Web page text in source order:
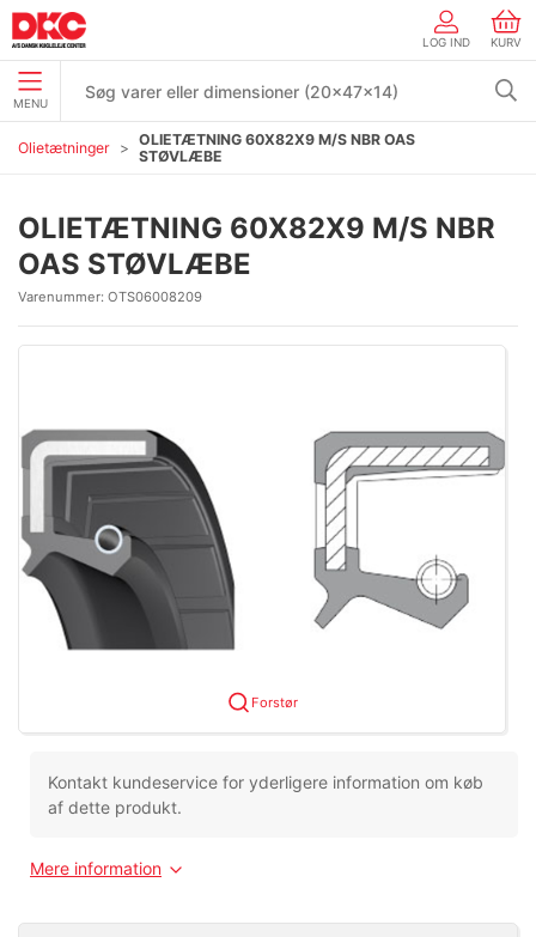
LOG IND KURV
MENU
Olietætninger
OLIETÆTNING 60X82X9 M/S NBR OAS
STØVLÆBE
OLIETÆTNING 60X82X9 M/S NBR
OAS STØVLÆBE
Varenummer: OTS06008209
Forstør
Kontakt kundeservice for yderligere information om køb
af dette produkt.
Mere information